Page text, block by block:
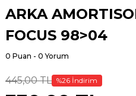
ARKA
FOCUS 98>04
0 Puan - 0 Yorum
445,00 TL %26 İndirim